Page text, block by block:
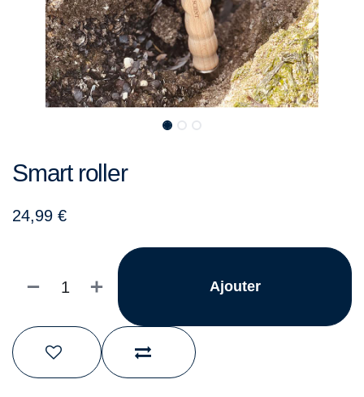
Smart roller
24,99 €
Ajouter